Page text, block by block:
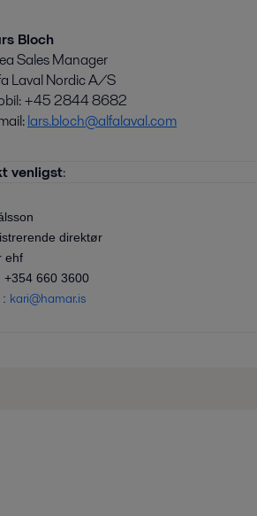
Bloch
Sales Manager
Laval Nordic A/S
+45 2844 8682
lars.bloch@alfalaval.com
venligst:
direktør
ehf
+354 660 3600
kari@hamar.is